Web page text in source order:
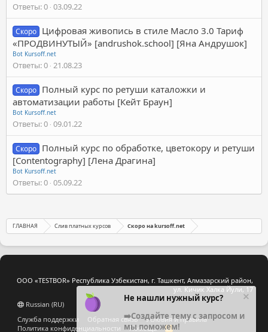
Ответы 0 03.09.22
Скоро Цифровая живопись в стиле Масло 3.0 Тариф
«ПРОДВИНУТЫЙ» [andrushok.school] [Яна Андрушок]
Bot Kursoff.net
Ответы 0 21.08.23
Скоро Полный курс по ретуши каталожки и
автоматизации работы [Кейт Браун]
Bot Kursoff.net
Ответы 0 09.01.22
Скоро Полный курс по обработке, цветокору и ретуши
[Contentography] [Лена Драгина]
Bot Kursoff.net
Ответы 0 05.09.22
ГЛАВНАЯ Слив платных курсов Скоро на kursoff.net
ООО «TESTBOR» Республика Узбекистан, г. Ташкент, Алмазарский район,
ул. Кичик Халка Йули, 17
Russian (RU)
Служба поддержки
Обратная связь
Условия и правила
Политика конфиденциальности
Помощь
R
Не нашли нужный курс?
➡️Создайте тему с запросом и
мы поможем!